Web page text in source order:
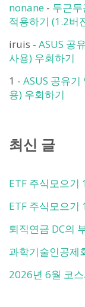
nonane - 두근
적용하기 (1.2버
iruis - ASUS 공
사용) 우회하기
1 - ASUS 공유
용) 우회하기
최신 글
ETF 주식모으기
ETF 주식모으기
퇴직연금 DC의
과학기술인공제
2026년 6월 코